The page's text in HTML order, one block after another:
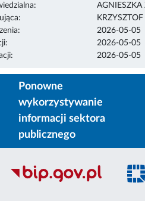
AGNIESZKA
2026-05-05
2026-05-05
2026-05-05
Ponowne
wykorzystywanie
informacji sektora
publicznego